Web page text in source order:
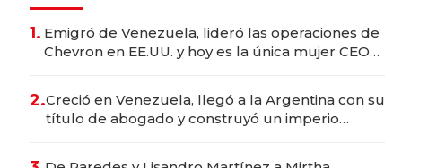
1. Emigró de Venezuela, lideró las operaciones de
Chevron en EE.UU. y hoy es la única mujer CEO
2.Creció en Venezuela, llegó a la Argentina con su
título de abogado y construyó un imperio